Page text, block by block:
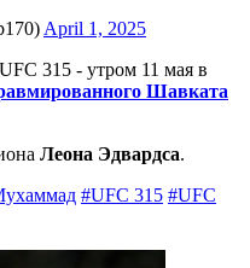
April 1, 2025
315 - утром 11 мая в
Шавката
Леона Эдвардса.
#UFC 315 #UFC